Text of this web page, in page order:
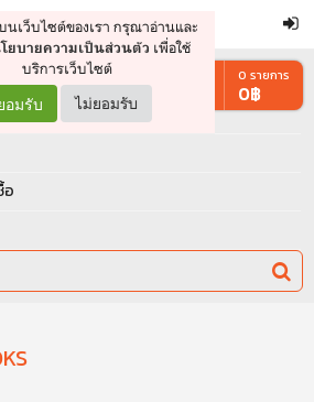
นการต่อ
นเว็บไซต์ของเรา กรุณาอ่านและ
ยบายความเป็นส่วนตัว เพื่อใช้
บริการเว็บไซต์
อมรับ ไม่ยอมรับ
อ
0 รายการ
0฿